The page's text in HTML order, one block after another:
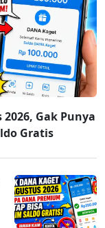
Gak Punya
Gratis